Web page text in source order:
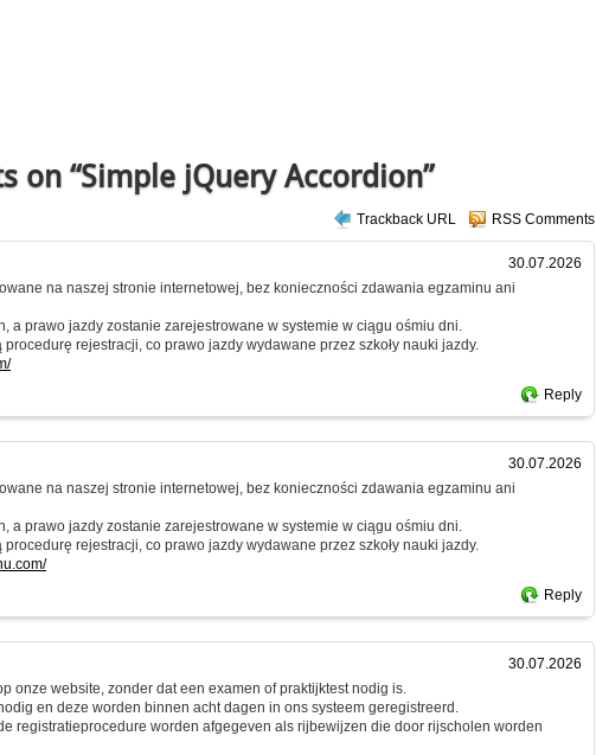
on “Simple jQuery Accordion”
Trackback URL RSS Comments
30.07.2026
na naszej stronie internetowej, bez konieczności zdawania egzaminu ani
a prawo jazdy zostanie zarejestrowane w systemie w ciągu ośmiu dni.
rejestracji, co prawo jazdy wydawane przez szkoły nauki jazdy.
Reply
30.07.2026
na naszej stronie internetowej, bez konieczności zdawania egzaminu ani
a prawo jazdy zostanie zarejestrowane w systemie w ciągu ośmiu dni.
rejestracji, co prawo jazdy wydawane przez szkoły nauki jazdy.
Reply
30.07.2026
onze website, zonder dat een examen of praktijktest nodig is.
en deze worden binnen acht dagen in ons systeem geregistreerd.
registratieprocedure worden afgegeven als rijbewijzen die door rijscholen worden